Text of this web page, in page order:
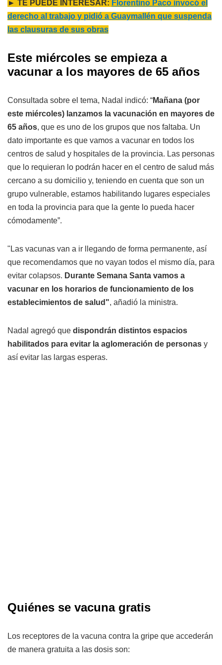
► TE PUEDE INTERESAR: Florentino Paco invocó el
derecho al trabajo y pidió a Guaymallén que suspenda
las clausuras de sus obras
Este miércoles se empieza a
vacunar a los mayores de 65 años
Consultada sobre el tema, Nadal indicó: “Mañana (por
este miércoles) lanzamos la vacunación en mayores de
65 años, que es uno de los grupos que nos faltaba. Un
dato importante es que vamos a vacunar en todos los
centros de salud y hospitales de la provincia. Las personas
que lo requieran lo podrán hacer en el centro de salud más
cercano a su domicilio y, teniendo en cuenta que son un
grupo vulnerable, estamos habilitando lugares especiales
en toda la provincia para que la gente lo pueda hacer
cómodamente”.
"Las vacunas van a ir llegando de forma permanente, así
que recomendamos que no vayan todos el mismo día, para
evitar colapsos. Durante Semana Santa vamos a
vacunar en los horarios de funcionamiento de los
establecimientos de salud", añadió la ministra.
Nadal agregó que dispondrán distintos espacios
habilitados para evitar la aglomeración de personas y
así evitar las largas esperas.
Quiénes se vacuna gratis
Los receptores de la vacuna contra la gripe que accederán
de manera gratuita a las dosis son: